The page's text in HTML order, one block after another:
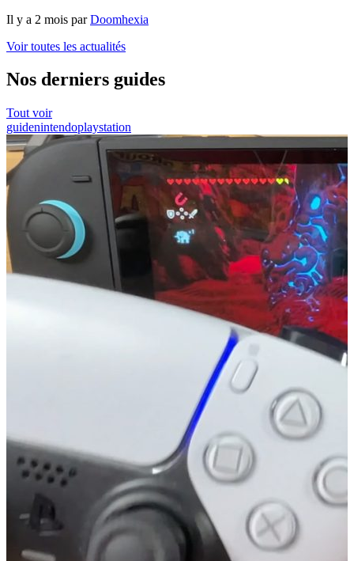
Il y a 2 mois parDoomhexia
Voir toutes les actualités
Nos derniers guides
Tout voir
guidenintendoplaystation